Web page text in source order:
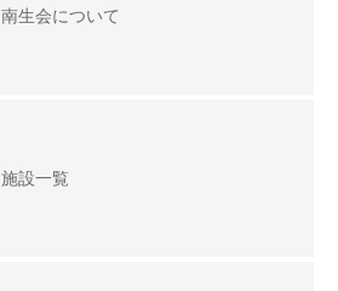
南生会について
施設一覧